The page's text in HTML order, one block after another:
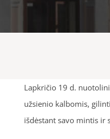
Lapkričio 19 d.
užsienio kalbomis,
išdėstant savo mintis ir